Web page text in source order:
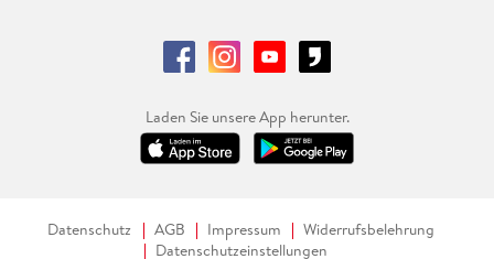
Laden Sie unsere App herunter.
Datenschutz AGB Impressum
Widerrufsbelehrung
Datenschutzeinstellungen